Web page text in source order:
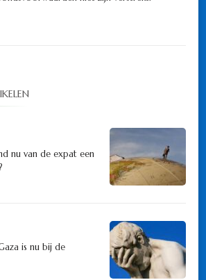
nu van de expat een
is nu bij de